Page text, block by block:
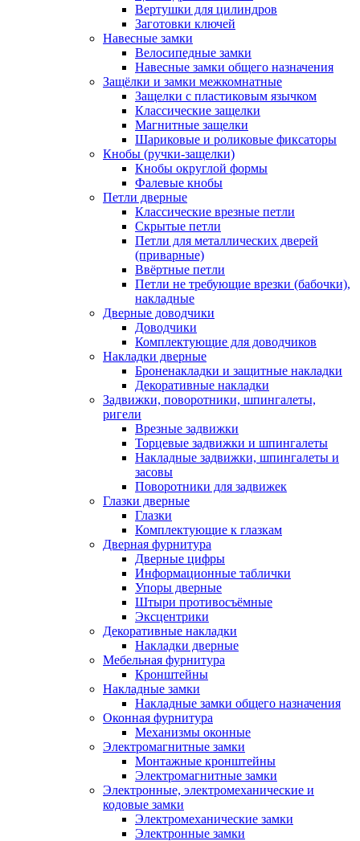
Вертушки для цилиндров
Заготовки ключей
Навесные замки
Велосипедные замки
Навесные замки общего назначения
Защёлки и замки межкомнатные
Защелки с пластиковым язычком
Классические защелки
Магнитные защелки
Шариковые и роликовые фиксаторы
Кнобы (ручки-защелки)
Кнобы округлой формы
Фалевые кнобы
Петли дверные
Классические врезные петли
Скрытые петли
Петли для металлических дверей
(приварные)
Ввёртные петли
Петли не требующие врезки (бабочки),
накладные
Дверные доводчики
Доводчики
Комплектующие для доводчиков
Накладки дверные
Броненакладки и защитные накладки
Декоративные накладки
Задвижки, поворотники, шпингалеты,
ригели
Врезные задвижки
Торцевые задвижки и шпингалеты
Накладные задвижки, шпингалеты и
засовы
Поворотники для задвижек
Глазки дверные
Глазки
Комплектующие к глазкам
Дверная фурнитура
Дверные цифры
Информационные таблички
Упоры дверные
Штыри противосъёмные
Эксцентрики
Декоративные накладки
Накладки дверные
Мебельная фурнитура
Кронштейны
Накладные замки
Накладные замки общего назначения
Оконная фурнитура
Механизмы оконные
Электромагнитные замки
Монтажные кронштейны
Электромагнитные замки
Электронные, электромеханические и
кодовые замки
Электромеханические замки
Электронные замки